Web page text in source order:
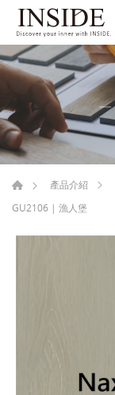
產品介紹
GU2106 | 漁人堡